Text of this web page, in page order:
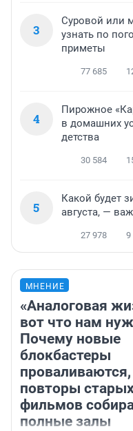
3
Суровой или
узнать по
приметы
77 685
4
Пирожное
в домашних
детства
30 584
5
Какой будет
августа, —
27 978 9
МНЕНИЕ
«Аналоговая
вот что нам
Почему новые
блокбастеры
проваливаются,
повторы
фильмов
полные залы